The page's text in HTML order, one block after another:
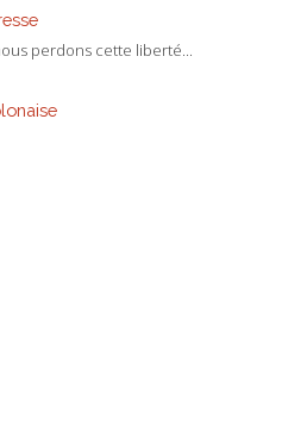
perdons cette liberté...